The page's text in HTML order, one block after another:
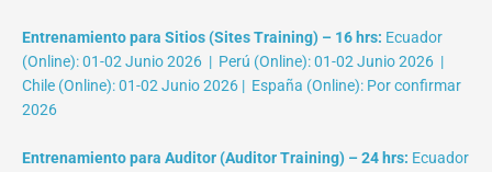
Entrenamiento para Sitios (Sites Training) – 16 hrs: Ecuador
(Online): 01-02 Junio 2026 | Perú (Online): 01-02 Junio 2026 |
Chile (Online): 01-02 Junio 2026 | España (Online): Por confirmar
2026
Entrenamiento para Auditor (Auditor Training) – 24 hrs: Ecuador